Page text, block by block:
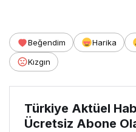
Beğendim Harika
Kızgın
Türkiye Aktüel
Ücretsiz Abone